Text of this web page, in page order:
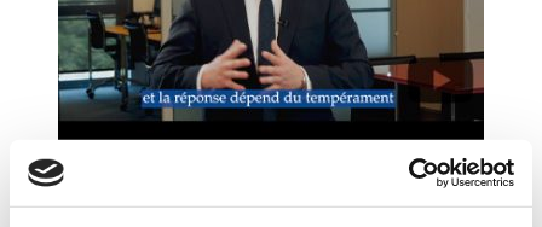
FINANCE
La Minute Patrimoine : Est-ce le bon moment pour
investir dans les produits structurés ?